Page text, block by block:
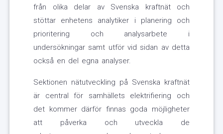
från olika delar av Svenska kraftnät och
stöttar enhetens analytiker i planering och
prioritering och analysarbete i
undersökningar samt utför vid sidan av detta
också en del egna analyser.
Sektionen nätutveckling på Svenska kraftnät
är central för samhällets elektrifiering och
det kommer därför finnas goda möjligheter
att påverka och utveckla de